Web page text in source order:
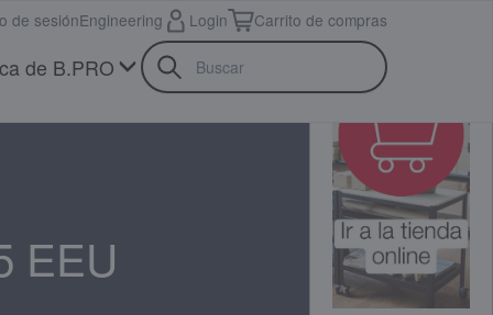
de B.PRO
de sesiónEngineering Login Carrito de compras
EEU